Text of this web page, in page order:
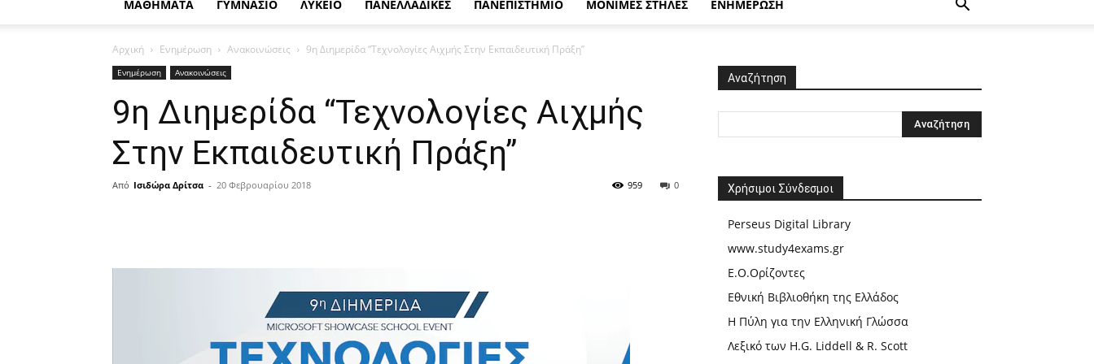
ΜΑΘΗΜΑΤΑ ΓΥΜΝΑΣΙΟ ΛΥΚΕΙΟ ΠΑΝΕΛΛΑΔΙΚΕΣ ΠΑΝΕΠΙΣΤΗΜΙΟ ΜΟΝΙΜΕΣ ΣΤΗΛΕΣ ΕΝΗΜΕΡΩΣΗ
Αρχική Ενημέρωση Ανακοινώσεις 9η Διημερίδα “Τεχνολογίες Αιχμής Στην Εκπαιδευτική Πράξη”
Ενημέρωση Ανακοινώσεις
9η Διημερίδα “Τεχνολογίες Αιχμής
Στην Εκπαιδευτική Πράξη”
Από Ισιδώρα Δρίτσα - 20 Φεβρουαρίου 2018 0
959
Αναζήτηση
Χρήσιμοι Σύνδεσμοι
Perseus Digital Library
www.study4exams.gr
Ε.Ο.Ορίζοντες
Εθνική Βιβλιοθήκη της Ελλάδος
Η Πύλη για την Ελληνική Γλώσσα
Λεξικό των H.G. Liddell & R. Scott